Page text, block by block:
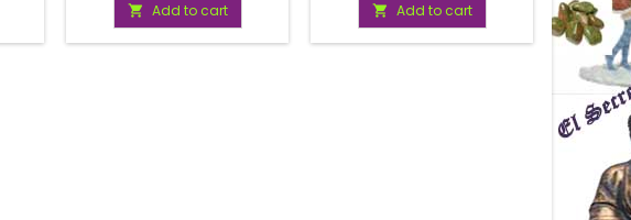
energeticamente otras
piedras. De hecho se usan
para limpieza de otros
 Add to cart  Add to cart